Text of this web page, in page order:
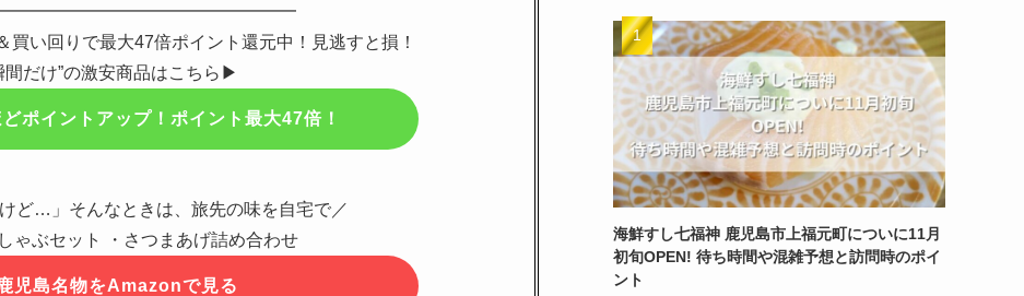
買い回りで最大47倍ポイント還元中！見逃すと損！
間だけ”の激安商品はこちら▶
ポイントアップ！ポイント最大47倍！
ど…」そんなときは、旅先の味を自宅で／
ゃぶセット ・さつまあげ詰め合わせ
児島名物をAmazonで見る
海鮮すし七福神 鹿児島市上福元町についに11月
初旬OPEN! 待ち時間や混雑予想と訪問時のポイ
ント